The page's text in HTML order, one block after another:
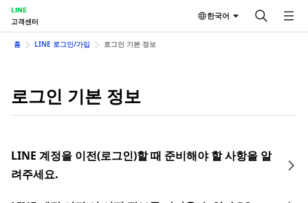
LINE
고객센터
한국어
홈 LINE 로그인/가입 로그인 기본 정보
로그인 기본 정보
LINE 계정을 이전(로그인)할 때 준비해야 할 사항을 알
려주세요.